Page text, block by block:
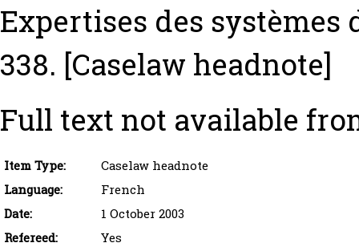
Expertises des systèmes
338. [Caselaw headnote]
Full text not available
Item Type:
Caselaw headnote
Language:
French
Date:
1 October 2003
Refereed:
Yes